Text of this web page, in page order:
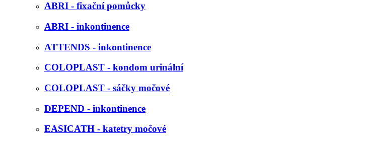
ABRI - fixační pomůcky
ABRI - inkontinence
ATTENDS - inkontinence
COLOPLAST - kondom urinální
COLOPLAST - sáčky močové
DEPEND - inkontinence
EASICATH - katetry močové